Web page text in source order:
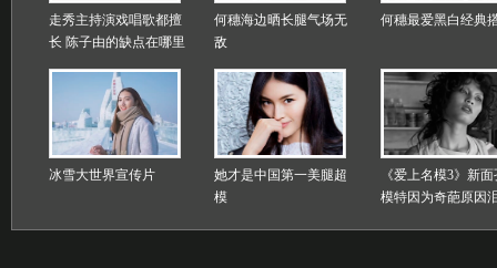
走秀主持演戏唱歌都擅
长 陈子由的缺点在哪里
何穗海边晒长腿气场无
敌
何穗最爱黑白经典
冰雪大世界宣传片
她才是中国第一美腿超
模
《爱上名模3》新面
模特因为奇葩原因